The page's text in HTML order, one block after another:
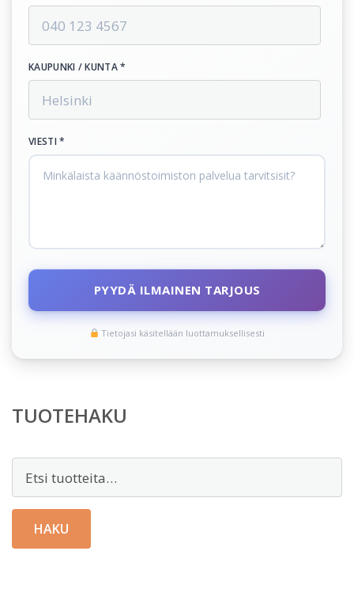
KAUPUNKI / KUNTA *
VIESTI *
PYYDÄ ILMAINEN TARJOUS
Tietojasi käsitellään luottamuksellisesti
TUOTEHAKU
HAKU